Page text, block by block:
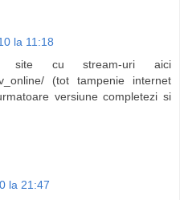
la 11:18
cu stream-uri aici
(tot tampenie internet
versiune completezi si
la 21:47